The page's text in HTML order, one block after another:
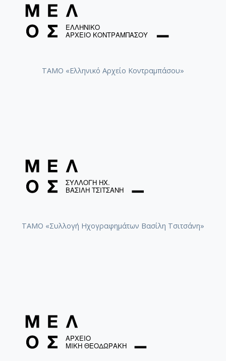
ΤΑΜΟ «Ελληνικό Αρχείο Κοντραμπάσου»
ΤΑΜΟ «Συλλογή Ηχογραφημάτων Βασίλη Τσιτσάνη»